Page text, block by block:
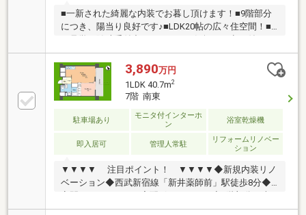
■一新された綺麗な内装でお暮し頂けます！■9階部分
につき、陽当り良好です♪■LDK20帖の広々住空間！■
さい！【東宝ハウス練馬にご相談ください！】・生涯
にわたるアフターサポート「東宝ハウスNEXT」。購
入後も、税務や法務・保険の最適化・借換等のご提案
が可能です。・数ある提携銀行から最適な住宅ローン
要望に沿った住宅ローンをご紹介します。物件の詳細
について、ご見学希望のお客様は下記番号までお気軽
にご連絡下さい。お問い合わせ専用フリーダイヤル ：
3,890万円
1LDK 40.7m2
7階 南東
駐車場あり
モニタ付インターホ
ン
浴室乾燥機
即入居可 管理人常駐
リフォームリノベー
ション
▼▼▼▼ 注目ポイント！ ▼▼▼▼◆新規内装リノ
ベーション◆西武新宿線「新井薬師前」駅徒歩8分◆
東向き♪◆日当り、眺望良好♪◆「もっと安い住宅ロー